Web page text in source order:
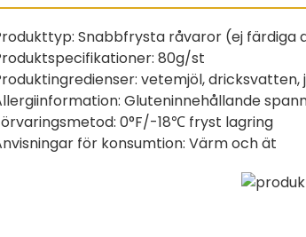
Snabbfrysta råvaror (ej färdiga
80g/st
vetemjöl,
Gluteninnehållande
0°F/-18℃ fryst lagring
för konsumtion: Värm och ät